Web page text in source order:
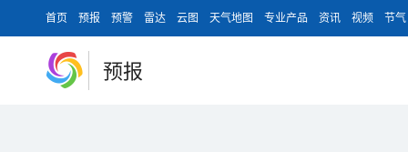
首页 预报 预警 雷达 云图 天气地图 专业产品 资讯 视频 节气
预报